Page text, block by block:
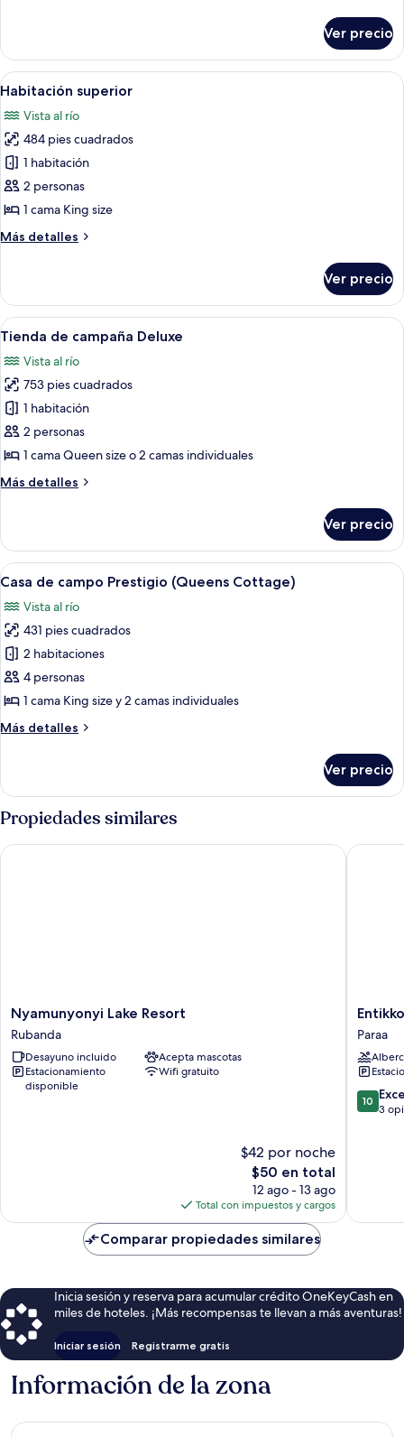
Deluxe
Ver precio
Abrir
todas
las
fotos
de
Habitación
superior
Un dormitorio con una cama
5
Habitación superior
Vista al río
484 pies cuadrados
1 habitación
2 personas
1 cama King size
Más detalles
Más
superior
Ver precio
Abrir
todas
las
fotos
de
Tienda
de
Deluxe
Un dormitorio con piso de madera,
4
Tienda de campaña Deluxe
Vista al río
753 pies cuadrados
1 habitación
2 personas
1 cama Queen size o 2 camas individuales
Más detalles
Más
de
campaña
Deluxe
Ver precio
Abrir
todas
las
fotos
de
Casa
de
Prestigio
Un dormitorio con una cama
6
Casa de campo Prestigio (Queens Cottage)
Vista al río
431 pies cuadrados
2 habitaciones
4 personas
1 cama King size y 2 camas individuales
Más detalles
Más
de
campo
Prestigio
(Queens
Cottage)
Ver precio
Propiedades similares
Nyamunyonyi
Lake
Resort
Rubanda
Nyamunyonyi Lake Resort
Rubanda
Desayuno incluido
Acepta mascotas
Estacionamiento
disponible
Wifi gratuito
$42 por noche
El
precio
actual
es
de
$50
$50 en total
12 ago - 13 ago
Total con impuestos y cargos
Nyamunyonyi Lake Resort
Entikko
Safari
Lodge
Paraa
Paraa
10.0
de
10
3
Entikko
Comparar propiedades similares
Inicia sesión y reserva para acumular crédito OneKeyCash en
miles de hoteles. ¡Más recompensas te llevan a más aventuras!
Iniciar sesión Registrarme gratis
Información de la zona